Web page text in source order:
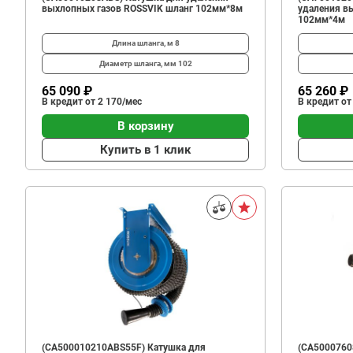
выхлопных газов ROSSVIK шланг 102мм*8м
Длина шланга, м 8
Диаметр шланга, мм 102
65 090 ₽
В кредит от 2 170/мес
В корзину
Купить в 1 клик
удаления
102мм*4м
65 260 ₽
В кредит
(CA500010210ABS55F) Катушка для